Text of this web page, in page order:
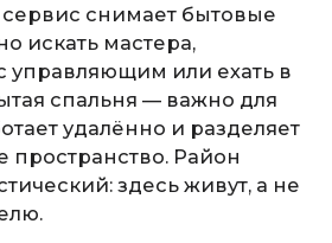
снимает бытовые
искать мастера,
управляющим или ехать в
спальня — важно для
удалённо и разделяет
пространство. Район
здесь живут, а не